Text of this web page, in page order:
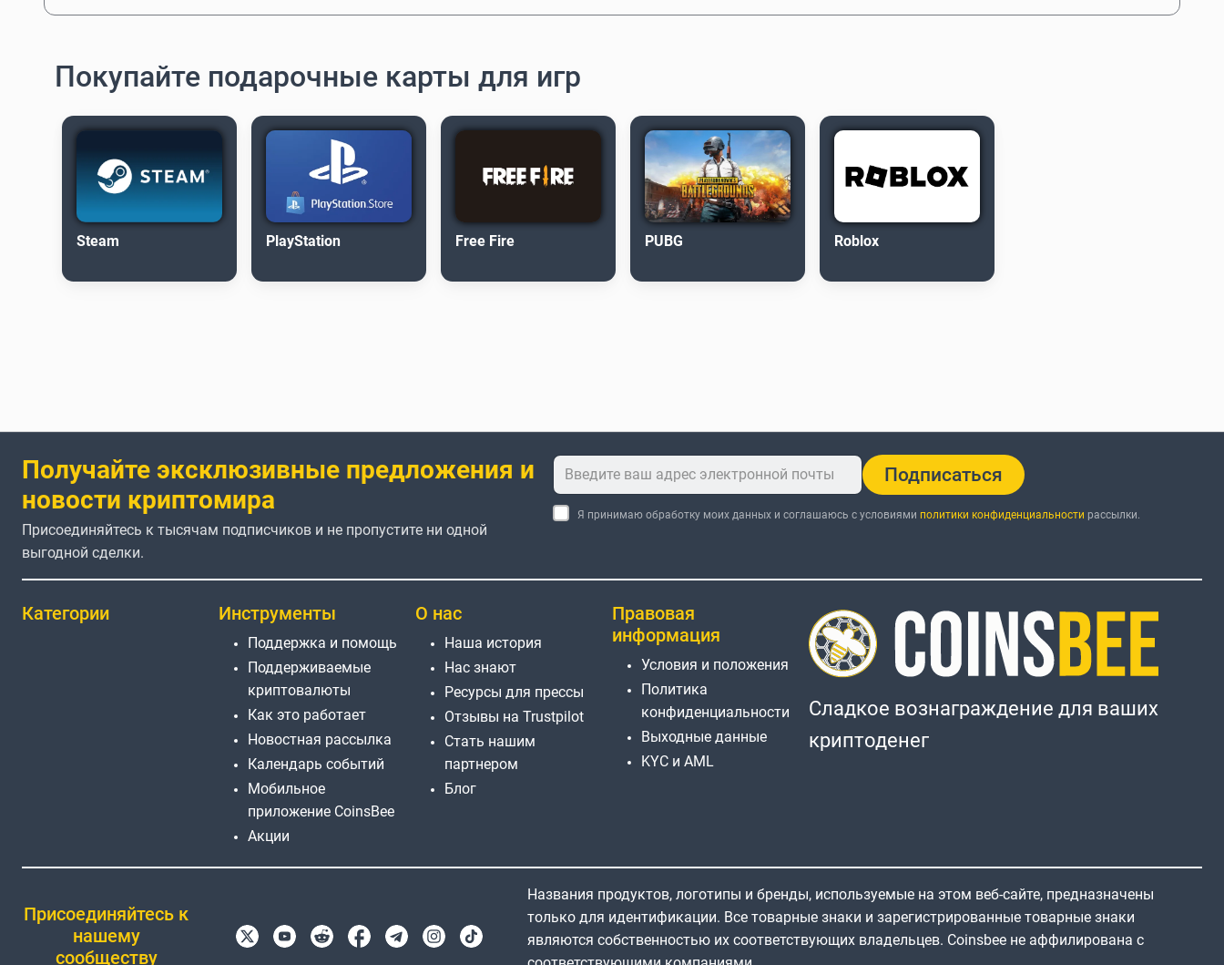
Покупайте подарочные карты для игр
Steam PlayStation Free Fire PUBG Roblox
Получайте эксклюзивные предложения и
новости криптомира
Присоединяйтесь к тысячам подписчиков и не пропустите ни одной
выгодной сделки.
Подписаться
Я принимаю обработку моих данных и соглашаюсь с условиями политики конфиденциальности рассылки.
Категории Инструменты
Поддержка и помощь
Поддерживаемые
криптовалюты
Как это работает
Новостная рассылка
Календарь событий
Мобильное
приложение CoinsBee
Акции
О нас
Наша история
Нас знают
Ресурсы для прессы
Отзывы на Trustpilot
Стать нашим
партнером
Блог
Правовая
информация
Условия и положения
Политика
конфиденциальности
Выходные данные
KYC и AML
Сладкое вознаграждение для ваших
криптоденег
Присоединяйтесь к
нашему
сообществу
Названия продуктов, логотипы и бренды, используемые на этом веб-сайте, предназначены
только для идентификации. Все товарные знаки и зарегистрированные товарные знаки
являются собственностью их соответствующих владельцев. Coinsbee не аффилирована с